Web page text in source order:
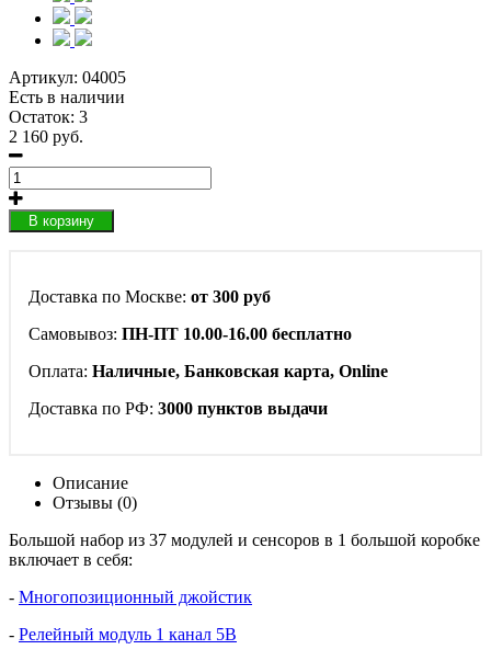
Артикул: 04005
Есть в наличии
Остаток: 3
2 160 руб.
В корзину
Доставка по Москве: от 300 руб
Самовывоз: ПН-ПТ 10.00-16.00 бесплатно
Оплата: Наличные, Банковская карта, Online
Доставка по РФ: 3000 пунктов выдачи
Описание
Отзывы (0)
Большой набор из 37 модулей и сенсоров в 1 большой коробке
включает в себя:
- Многопозиционный джойстик
- Релейный модуль 1 канал 5В